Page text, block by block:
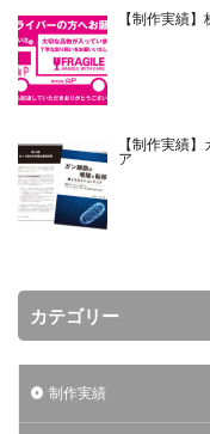
【制作実績
【制作実績
ア
カテゴリー
制作実績